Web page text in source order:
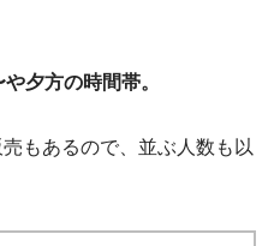
夕方の時間帯。
もあるので、並ぶ人数も以